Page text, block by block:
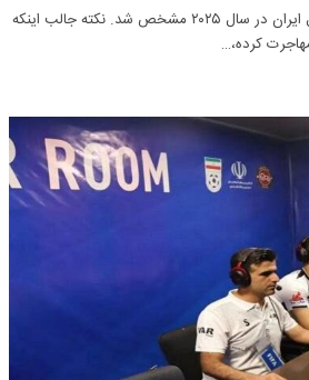
لیست داوران بین المللی فوتبال ایران در سال ۲۰۲۵ مشخص شد. نکته جالب اینکه
کرده،…